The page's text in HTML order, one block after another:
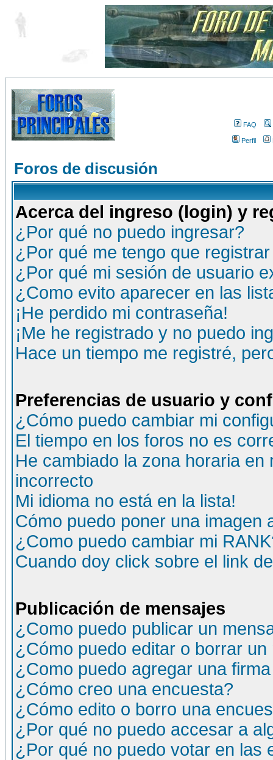
FAQ
Perfil
Foros de discusión
Acerca del ingreso (login) y
¿Por qué no puedo ingresar?
¿Por qué me tengo que
¿Por qué mi sesión de usuario
¿Como evito aparecer en las
¡He perdido mi contraseña!
¡Me he registrado y no puedo
Hace un tiempo me registré,
Preferencias de usuario y
¿Cómo puedo cambiar mi
El tiempo en los foros no es
He cambiado la zona horaria
incorrecto
Mi idioma no está en la lista!
Cómo puedo poner una imagen
¿Como puedo cambiar mi
Cuando doy click sobre el link
Publicación de mensajes
¿Como puedo publicar un
¿Cómo puedo editar o borrar un
¿Como puedo agregar una
¿Cómo creo una encuesta?
¿Cómo edito o borro una
¿Por qué no puedo accesar a
¿Por qué no puedo votar en las